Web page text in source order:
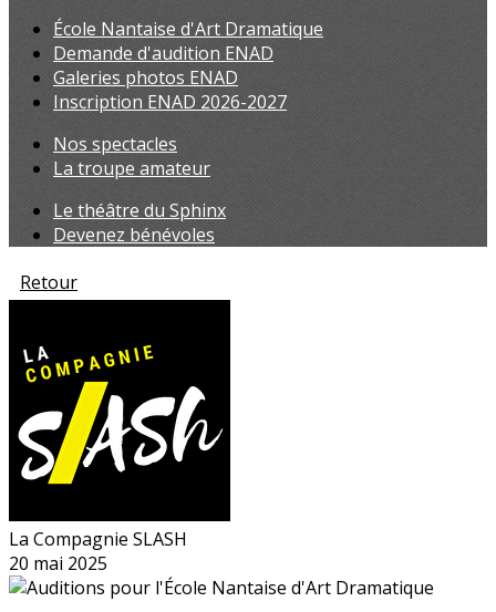
École Nantaise d'Art Dramatique
Demande d'audition ENAD
Galeries photos ENAD
Inscription ENAD 2026-2027
Nos spectacles
La troupe amateur
Le théâtre du Sphinx
Devenez bénévoles
Retour
La Compagnie SLASH
20 mai 2025